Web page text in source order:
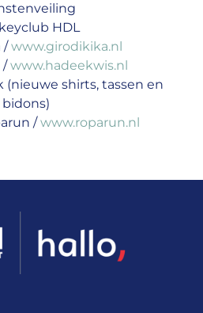
HDL
/www.girodikika.nl
/www.hadeekwis.nl
(nieuwe shirts, tassen en
bidons)
/www.roparun.nl